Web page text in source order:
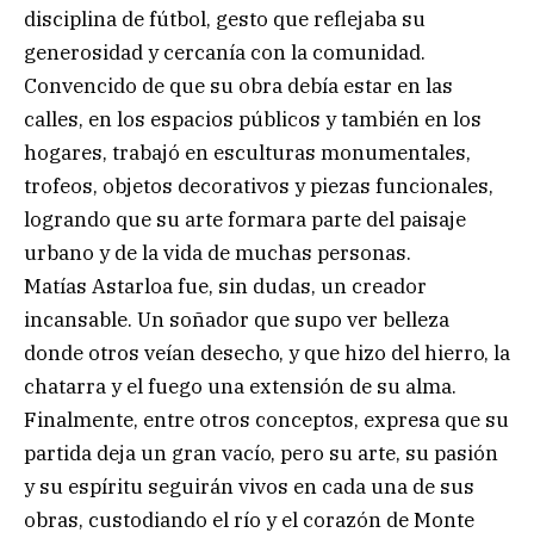
disciplina de fútbol, gesto que reflejaba su
generosidad y cercanía con la comunidad.
Convencido de que su obra debía estar en las
calles, en los espacios públicos y también en los
hogares, trabajó en esculturas monumentales,
trofeos, objetos decorativos y piezas funcionales,
logrando que su arte formara parte del paisaje
urbano y de la vida de muchas personas.
Matías Astarloa fue, sin dudas, un creador
incansable. Un soñador que supo ver belleza
donde otros veían desecho, y que hizo del hierro, la
chatarra y el fuego una extensión de su alma.
Finalmente, entre otros conceptos, expresa que su
partida deja un gran vacío, pero su arte, su pasión
y su espíritu seguirán vivos en cada una de sus
obras, custodiando el río y el corazón de Monte